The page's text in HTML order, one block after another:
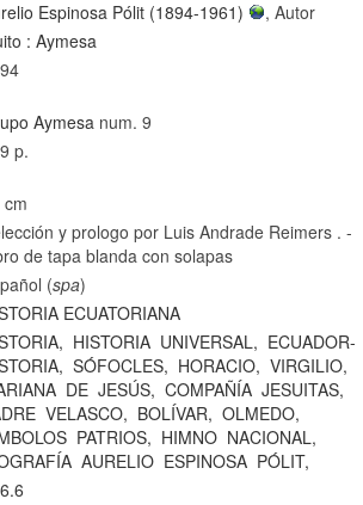
Espinosa Pólit (1894-1961)
, Autor
: Aymesa
Aymesa num. 9
p.
cm
y prologo por Luis Andrade Reimers . -
de tapa blanda con solapas
(spa)
ECUATORIANA
HISTORIA UNIVERSAL, ECUADOR-
SÓFOCLES, HORACIO, VIRGILIO,
DE JESÚS, COMPAÑÍA JESUITAS,
VELASCO, BOLÍVAR, OLMEDO,
PATRIOS, HIMNO NACIONAL,
AURELIO ESPINOSA PÓLIT,